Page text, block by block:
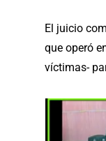
El juicio
que operó
víctimas-